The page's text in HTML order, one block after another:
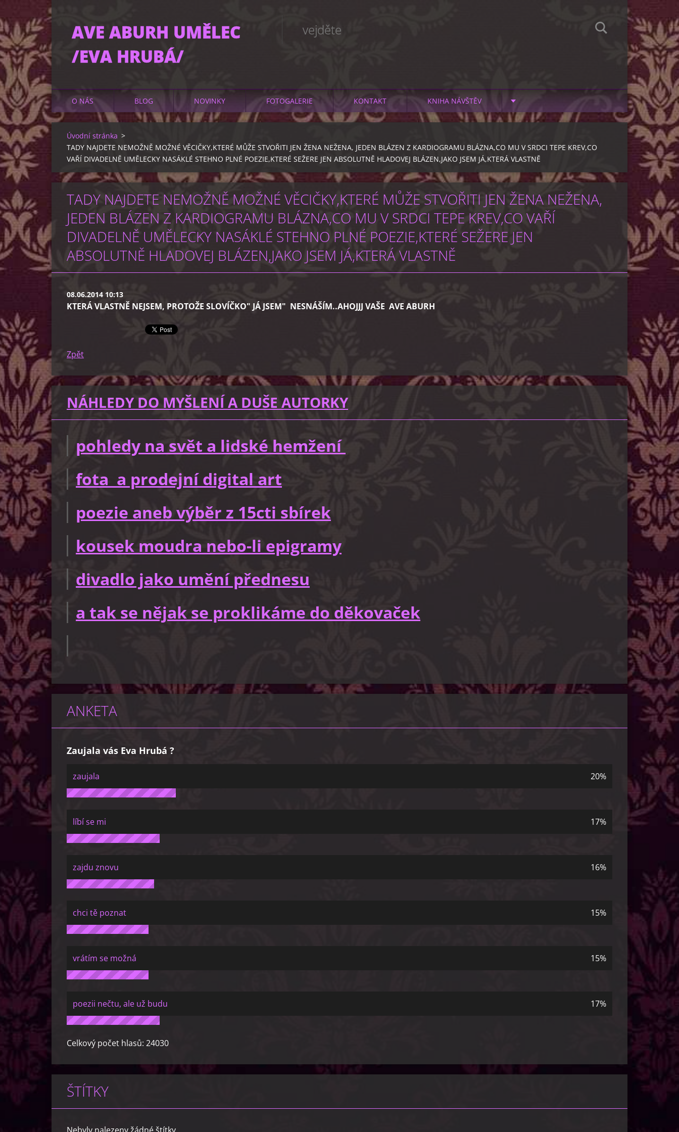
AVE ABURH UMĚLEC
/EVA HRUBÁ/
vejděte
O NÁS BLOG NOVINKY FOTOGALERIE KONTAKT KNIHA NÁVŠTĚV
Úvodní stránka >
TADY NAJDETE NEMOŽNĚ MOŽNÉ VĚCIČKY,KTERÉ MŮŽE STVOŘITI JEN ŽENA NEŽENA, JEDEN BLÁZEN Z KARDIOGRAMU BLÁZNA,CO MU V SRDCI TEPE KREV,CO
VAŘÍ DIVADELNĚ UMĚLECKY NASÁKLÉ STEHNO PLNÉ POEZIE,KTERÉ SEŽERE JEN ABSOLUTNĚ HLADOVEJ BLÁZEN,JAKO JSEM JÁ,KTERÁ VLASTNĚ
TADY NAJDETE NEMOŽNĚ MOŽNÉ VĚCIČKY,KTERÉ MŮŽE STVOŘITI JEN ŽENA NEŽENA,
JEDEN BLÁZEN Z KARDIOGRAMU BLÁZNA,CO MU V SRDCI TEPE KREV,CO VAŘÍ
DIVADELNĚ UMĚLECKY NASÁKLÉ STEHNO PLNÉ POEZIE,KTERÉ SEŽERE JEN
ABSOLUTNĚ HLADOVEJ BLÁZEN,JAKO JSEM JÁ,KTERÁ VLASTNĚ
08.06.2014 10:13
KTERÁ VLASTNĚ NEJSEM, PROTOŽE SLOVÍČKO" JÁ JSEM" NESNÁŠÍM..AHOJJJ VAŠE AVE ABURH
Zpět
NÁHLEDY DO MYŠLENÍ A DUŠE AUTORKY
pohledy na svět a lidské hemžení
fota a prodejní digital art
poezie aneb výběr z 15cti sbírek
kousek moudra nebo-li epigramy
divadlo jako umění přednesu
a tak se nějak se proklikáme do děkovaček
ANKETA
Zaujala vás Eva Hrubá ?
zaujala 20%
líbí se mi 17%
zajdu znovu 16%
chci tě poznat 15%
vrátím se možná 15%
poezii nečtu, ale už budu 17%
Celkový počet hlasů: 24030
ŠTÍTKY